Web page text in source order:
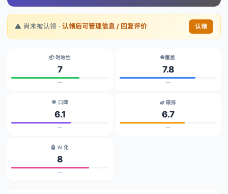
⚠️ 尚未被认领 · 认领后可管理信息 / 回复评价 认领
📦 时效性
7
—
🌐 覆盖
7.8
—
💬 口碑
6.1
—
🌿 碳排
6.7
—
🤖 AI 化
8
—